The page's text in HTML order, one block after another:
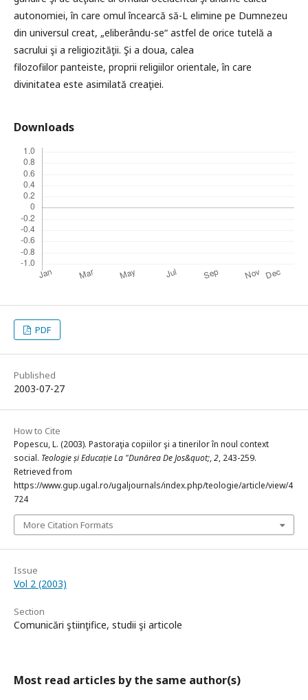
autonomiei, în care omul încearcă să-L elimine pe Dumnezeu
din universul creat, „eliberându-se“ astfel de orice tutelă a
sacrului şi a religiozităţii. Şi a doua, calea
filozofiilor panteiste, proprii religiilor orientale, în care
divinitatea este asimilată creaţiei.
Downloads
PDF
Published
2003-07-27
How to Cite
Popescu, L. (2003). Pastoraţia copiilor şi a tinerilor în noul context
social. Teologie și Educație La "Dunărea De Jos&quot;,2, 243-259.
Retrieved from
https://www.gup.ugal.ro/ugaljournals/index.php/teologie/article/view/4
724
More Citation Formats
Issue
Vol 2 (2003)
Section
Comunicări ştiinţifice, studii şi articole
Most read articles by the same author(s)